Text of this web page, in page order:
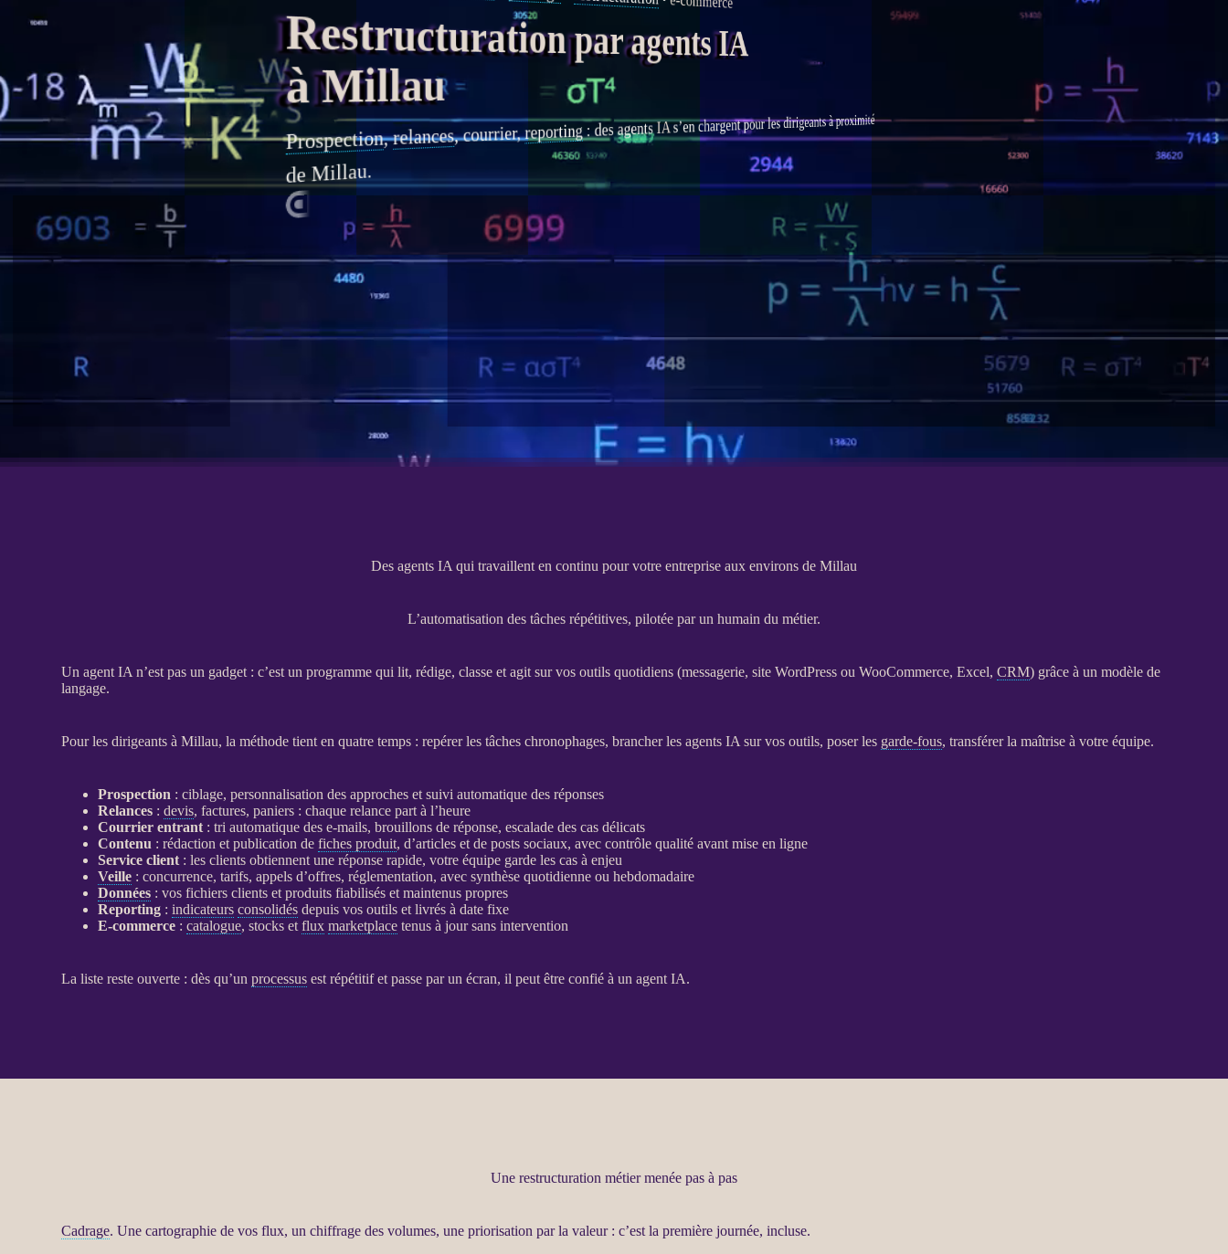
Restructuration par agents IA
à Millau
Prospection,relances, courrier,reporting: desagentsIAs’en chargent pour les dirigeants à proximité
de Millau.
Des agents IA qui travaillent en continu pour votre entreprise aux environs de Millau
L’automatisation des tâches répétitives, pilotée par un humain du métier.
Unagent IA n’est pas un gadget : c’est un programme qui lit, rédige, classe et agit sur vos outils quotidiens (messagerie,site WordPress ouWooCommerce, Excel,CRM) grâce à un modèle de
langage.
Pour les dirigeants à Millau, la méthode tient en quatre temps : repérer les tâches chronophages, brancher lesagents IA sur vos outils, poser les garde-fous, transférer la maîtrise à votre équipe.
Prospection : ciblage, personnalisation des approches et suivi automatique des réponses
Relances :devis, factures, paniers : chaquerelance part à l’heure
Courrier entrant : tri automatique des e-mails, brouillons de réponse, escalade des cas délicats
Contenu : rédaction et publication defiches produit, d’articles et de posts sociaux, avec contrôle qualité avant mise en ligne
Service client : les clients obtiennent une réponse rapide, votre équipe garde les cas à enjeu
Veille : concurrence, tarifs, appels d’offres, réglementation, avec synthèse quotidienne ou hebdomadaire
Données : vos fichiers clients et produits fiabilisés et maintenus propres
Reporting :indicateurs consolidés depuis vos outils et livrés à date fixe
E-commerce :catalogue, stocks etflux marketplace tenus à jour sans intervention
La liste reste ouverte : dès qu’unprocessus est répétitif et passe par un écran, il peut être confié à unagent IA.
Une restructuration métier menée pas à pas
Cadrage. Une cartographie de vosflux, un chiffrage des volumes, une priorisation par la valeur : c’est la première journée, incluse.